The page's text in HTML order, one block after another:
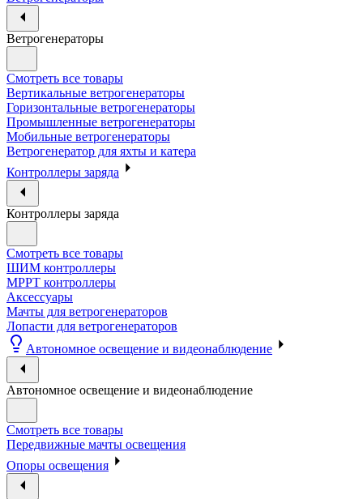
Ветрогенераторы
Смотреть все товары
Вертикальные ветрогенераторы
Горизонтальные ветрогенераторы
Промышленные ветрогенераторы
Мобильные ветрогенераторы
Ветрогенератор для яхты и катера
Контроллеры заряда
Контроллеры заряда
Смотреть все товары
ШИМ контроллеры
МРРТ контроллеры
Аксессуары
Мачты для ветрогенераторов
Лопасти для ветрогенераторов
Автономное освещение и видеонаблюдение
Автономное освещение и видеонаблюдение
Смотреть все товары
Передвижные мачты освещения
Опоры освещения